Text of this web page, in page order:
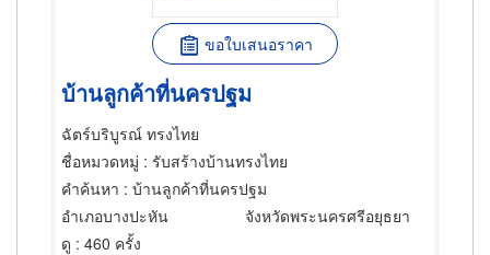
ขอใบเสนอราคา
บ้านลูกค้าที่นครปฐม
ฉัตร์บริบูรณ์ ทรงไทย
ชื่อหมวดหมู่ : รับสร้างบ้านทรงไทย
คำค้นหา : บ้านลูกค้าที่นครปฐม
อำเภอบางปะหัน
จังหวัดพระนครศรีอยุธยา
ดู : 460 ครั้ง